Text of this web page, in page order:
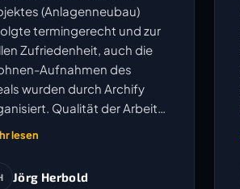
(Anlagenneubau)
termingerecht und zur
Zufriedenheit, auch die
Aufnahmen des
wurden durch Archify
Qualität der Arbeit
Kommunikation sehr gut.
lesen
Jörg Herbold